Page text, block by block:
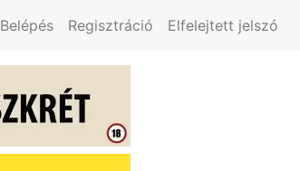
Belépés Regisztráció Elfelejtett jelszó